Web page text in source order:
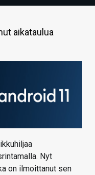
aikataulua
Nyt
on ilmoittanut sen